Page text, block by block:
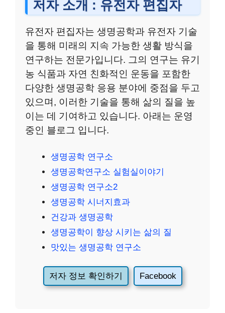
저자 소개 : 유전자 편집자
유전자 편집자는 생명공학과 유전자 기술
을 통해 미래의 지속 가능한 생활 방식을
연구하는 전문가입니다. 그의 연구는 유기
농 식품과 자연 친화적인 운동을 포함한
다양한 생명공학 응용 분야에 중점을 두고
있으며, 이러한 기술을 통해 삶의 질을 높
이는 데 기여하고 있습니다. 아래는 운영
중인 블로그 입니다.
생명공학 연구소
생명공학연구소 실험실이야기
생명공학 연구소2
생명공학 시너지효과
건강과 생명공학
생명공학이 향상 시키는 삶의 질
맛있는 생명공학 연구소
저자 정보 확인하기 Facebook